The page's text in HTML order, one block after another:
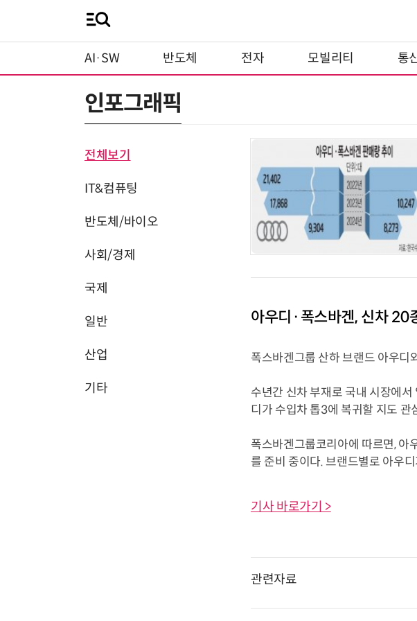
AI·SW 반도체 전자 모빌리티 통
인포그래픽
전체보기
IT&컴퓨팅
반도체/바이오
사회/경제
국제
일반
산업
기타
아우디·폭스바겐, 신차
폭스바겐그룹 산하 브랜드 아우디
수년간 신차 부재로 국내 시장에
디가 수입차 톱3에 복귀할 지도 관
폭스바겐그룹코리아에 따르면, 아
를 준비 중이다. 브랜드별로 아우
기사 바로가기 >
관련자료